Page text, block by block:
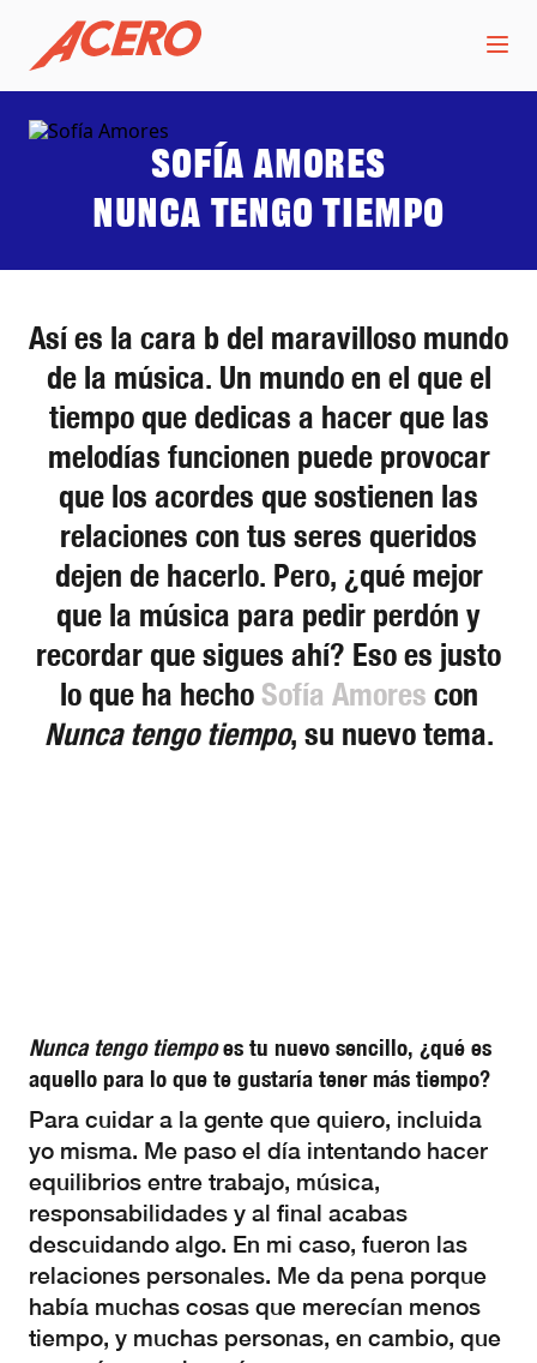
Sofía Amores
Nunca tengo tiempo
Así es la cara b del maravilloso mundo
de la música. Un mundo en el que el
tiempo que dedicas a hacer que las
melodías funcionen puede provocar
que los acordes que sostienen las
relaciones con tus seres queridos
dejen de hacerlo. Pero, ¿qué mejor
que la música para pedir perdón y
recordar que sigues ahí? Eso es justo
lo que ha hechoSofía Amores con
Nunca tengo tiempo, su nuevo tema.
Nunca tengo tiempoes tu nuevo sencillo, ¿qué es
aquello para lo que te gustaría tener más tiempo?
Para cuidar a la gente que quiero, incluida
yo misma. Me paso el día intentando hacer
equilibrios entre trabajo, música,
responsabilidades y al final acabas
descuidando algo. En mi caso, fueron las
relaciones personales. Me da pena porque
había muchas cosas que merecían menos
tiempo, y muchas personas, en cambio, que